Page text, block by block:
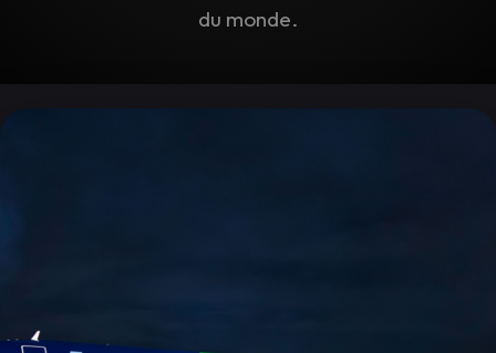
du monde.